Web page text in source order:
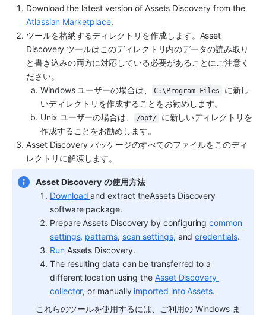
Download the latest version of Assets Discovery
Atlassian Marketplace.
ツールを格納するディレクトリを作成します。 Asset
Discovery ツールはこのディレクトリ内のデータの読み取り
と書き込みの両方に対応している必要があることにご注意く
ださい。
Windows ユーザーの場合は、
C:\Program Files
に新し
いディレクトリを作成することをお勧めします。
Unix ユーザーの場合は、
/opt/
に新しいディレクトリを
作成することをお勧めします。
Asset Discovery パッケージのすべてのファイルをこのディ
レクトリに解凍します。
Asset Discovery の使用方法
Download and extract theAssets Discovery
software package.
Prepare Assets Discovery by configuring common
settings, patterns, scan settings, and credentials.
Run Assets Discovery.
The resulting data can be transferred to a
different location using the Asset Discovery
collector, or manually imported into Assets.
これらのツールを使用するには、ご利用の Windows ま